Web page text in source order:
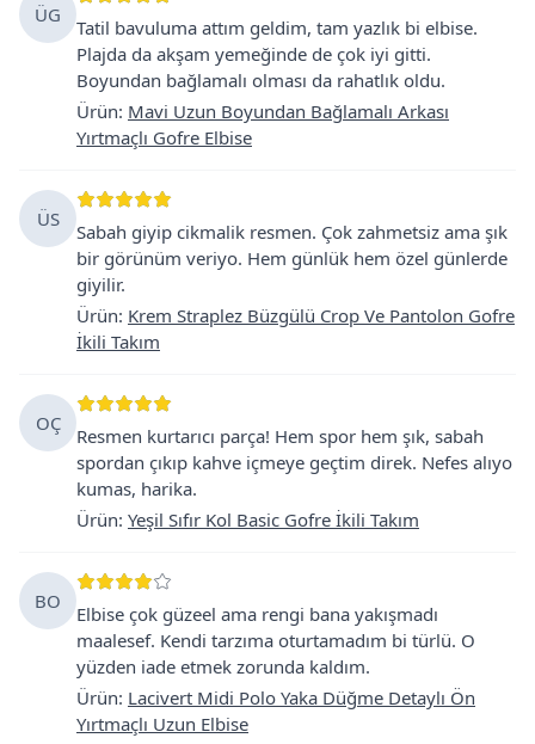
ÜG
Tatil bavuluma attım geldim, tam yazlık bi elbise.
Plajda da akşam yemeğinde de çok iyi gitti.
Boyundan bağlamalı olması da rahatlık oldu.
Ürün: Mavi Uzun Boyundan Bağlamalı Arkası
Yırtmaçlı Gofre Elbise
ÜS
Sabah giyip cikmalik resmen. Çok zahmetsiz ama şık
bir görünüm veriyo. Hem günlük hem özel günlerde
giyilir.
Ürün: Krem Straplez Büzgülü Crop Ve Pantolon Gofre
İkili Takım
OÇ
Resmen kurtarıcı parça! Hem spor hem şık, sabah
spordan çıkıp kahve içmeye geçtim direk. Nefes alıyo
kumas, harika.
Ürün: Yeşil Sıfır Kol Basic Gofre İkili Takım
BO
Elbise çok güzeel ama rengi bana yakışmadı
maalesef. Kendi tarzıma oturtamadım bi türlü. O
yüzden iade etmek zorunda kaldım.
Ürün: Lacivert Midi Polo Yaka Düğme Detaylı Ön
Yırtmaçlı Uzun Elbise